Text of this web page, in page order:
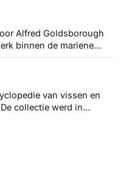
Alfred Goldsborough
binnen de mariene
en hun
handgetekende
Mayer zelf.
van vissen en
collectie werd in
bijna driedimensionale